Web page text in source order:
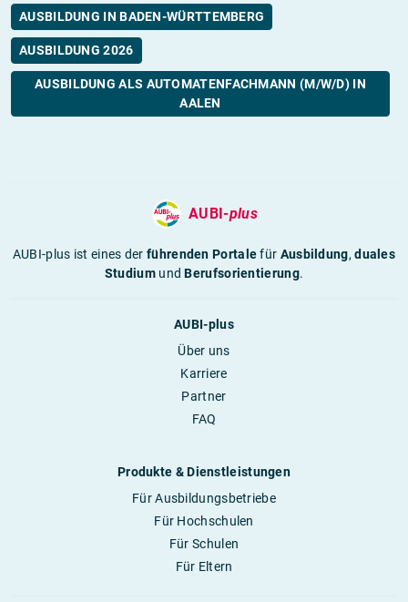
AUSBILDUNG IN BADEN-WÜRTTEMBERG
AUSBILDUNG 2026
AUSBILDUNG ALS AUTOMATENFACHMANN (M/W/D) IN
AALEN
AUBI-plus
AUBI-plus ist eines derführenden Portalefür Ausbildung,duales
StudiumundBerufsorientierung.
AUBI-plus
Über uns
Karriere
Partner
FAQ
Produkte & Dienstleistungen
Für Ausbildungsbetriebe
Für Hochschulen
Für Schulen
Für Eltern